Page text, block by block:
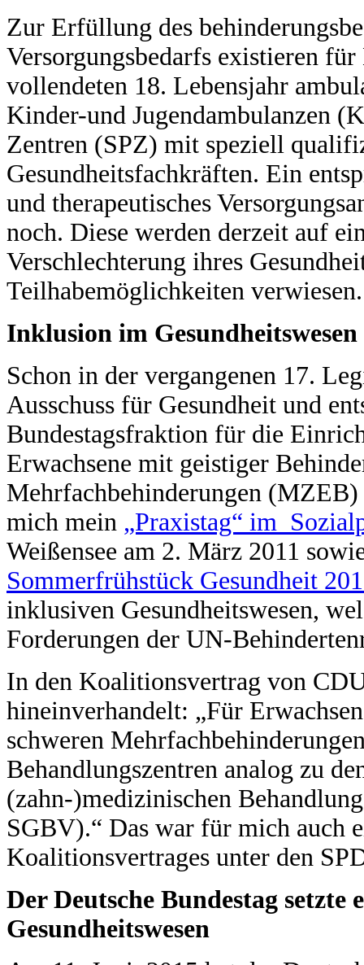
Zur Erfüllung des
Versorgungsbedarfs existieren
vollendeten 18. Lebensjahr
Kinder-und Jugendambulanzen
Zentren (SPZ) mit speziell
Gesundheitsfachkräften. Ein
und therapeutisches
noch. Diese werden derzeit auf
Verschlechterung ihres
Teilhabemöglichkeiten verwiesen.
Inklusion im
Schon in der vergangenen 17.
Ausschuss für Gesundheit und
Bundestagsfraktion für die
Erwachsene mit geistiger
Mehrfachbehinderungen (MZEB)
mich mein „Praxistag“ im
Weißensee am 2. März 2011
Sommerfrühstück Gesundheit
inklusiven Gesundheitswesen,
Forderungen der UN-
In den Koalitionsvertrag von
hineinverhandelt: „Für
schweren
Behandlungszentren analog zu
(zahn-)medizinischen
SGBV).“ Das war für mich auch
Koalitionsvertrages unter den
Der Deutsche Bundestag
Gesundheitswesen